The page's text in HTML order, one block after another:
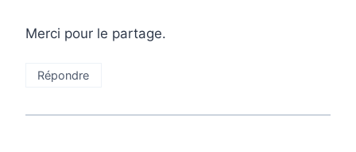
Merci pour le partage.
Répondre